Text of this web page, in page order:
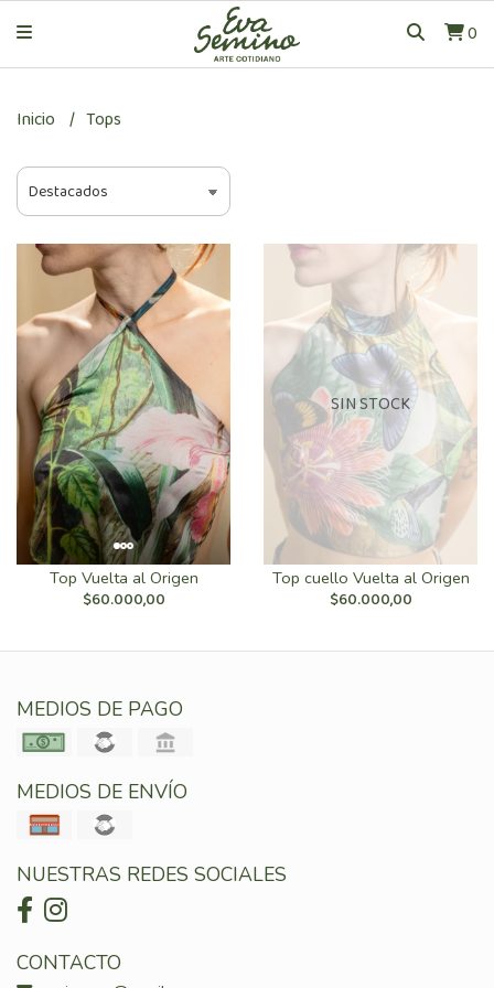
0
Inicio Tops
Top Vuelta al Origen
$60.000,00
SIN STOCK
Top cuello Vuelta al Origen
$60.000,00
MEDIOS DE PAGO
MEDIOS DE ENVÍO
NUESTRAS REDES SOCIALES
CONTACTO